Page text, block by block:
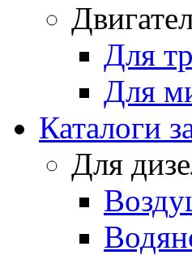
Для
Для
Каталоги
Для